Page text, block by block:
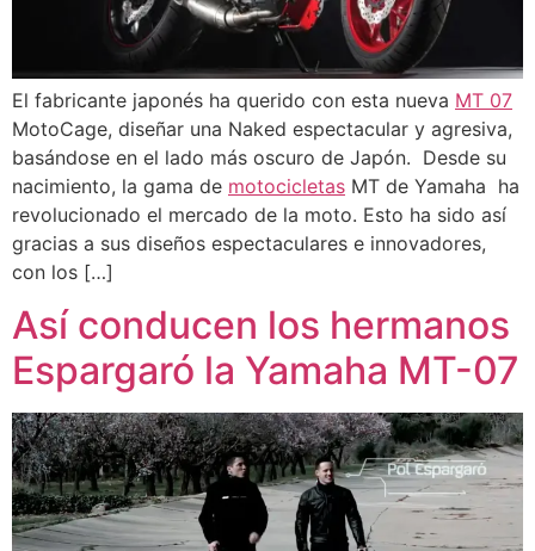
El fabricante japonés ha querido con esta nueva MT 07
MotoCage, diseñar una Naked espectacular y agresiva,
basándose en el lado más oscuro de Japón. Desde su
nacimiento, la gama de motocicletas MT de Yamaha ha
revolucionado el mercado de la moto. Esto ha sido así
gracias a sus diseños espectaculares e innovadores,
con los […]
Así conducen los hermanos
Espargaró la Yamaha MT-07